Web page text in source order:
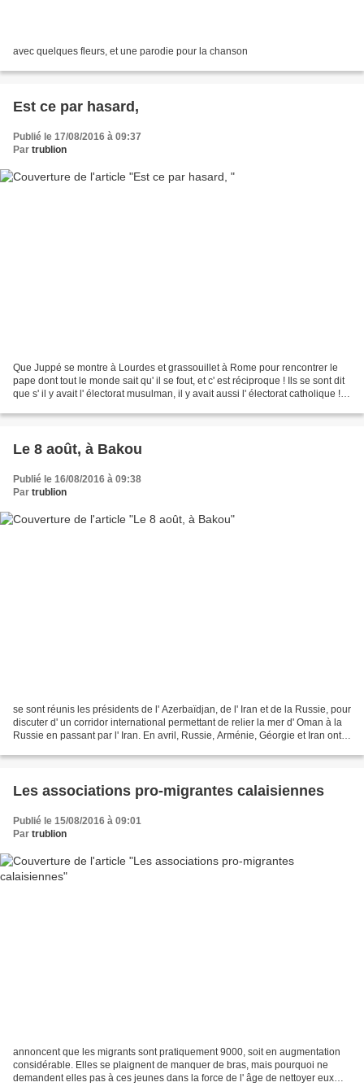
avec quelques fleurs, et une parodie pour la chanson
Est ce par hasard,
Publié le 17/08/2016 à 09:37
Par trublion
Que Juppé se montre à Lourdes et grassouillet à Rome pour rencontrer le
pape dont tout le monde sait qu' il se fout, et c' est réciproque ! Ils se sont dit
que s' il y avait l' électorat musulman, il y avait aussi l' électorat catholique !
Le 8 août, à Bakou
Publié le 16/08/2016 à 09:38
Par trublion
se sont réunis les présidents de l' Azerbaïdjan, de l' Iran et de la Russie, pour
discuter d' un corridor international permettant de relier la mer d' Oman à la
Russie en passant par l' Iran. En avril, Russie, Arménie, Géorgie et Iran ont
Les associations pro-migrantes calaisiennes
Publié le 15/08/2016 à 09:01
Par trublion
annoncent que les migrants sont pratiquement 9000, soit en augmentation
considérable. Elles se plaignent de manquer de bras, mais pourquoi ne
demandent elles pas à ces jeunes dans la force de l' âge de nettoyer eux